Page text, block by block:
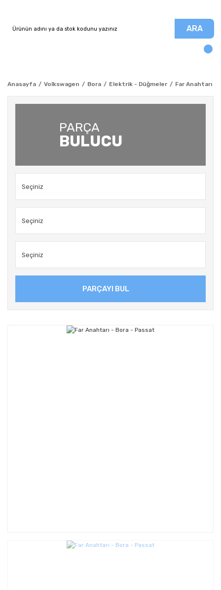
ARA
Anasayfa Volkswagen Bora Elektrik - Düğmeler Far Anahtarı -
PARÇA
BULUCU
PARÇAYI BUL